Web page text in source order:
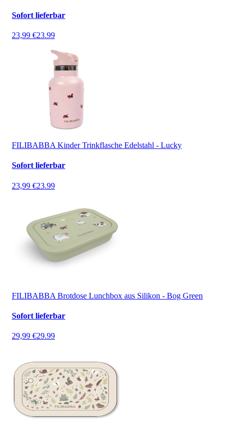
Sofort lieferbar
23,99 €23.99
FILIBABBA Kinder Trinkflasche Edelstahl - Lucky
Sofort lieferbar
23,99 €23.99
FILIBABBA Brotdose Lunchbox aus Silikon - Bog Green
Sofort lieferbar
29,99 €29.99